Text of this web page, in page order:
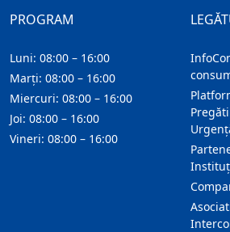
PROGRAM
Luni: 08:00 – 16:00
Marți: 08:00 – 16:00
Miercuri: 08:00 – 16:00
Joi: 08:00 – 16:00
Vineri: 08:00 – 16:00